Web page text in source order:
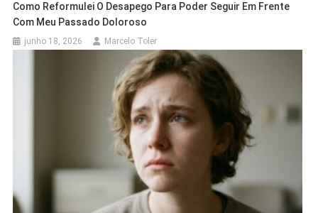
Como Reformulei O Desapego Para Poder Seguir Em Frente
Com Meu Passado Doloroso
junho 18, 2026 Marcelo Toler